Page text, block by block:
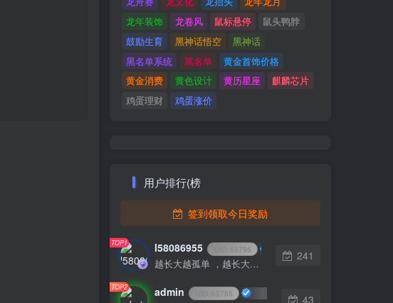
龙年装饰
龙卷风 鼠标悬停
鼠头鸭脖
鼓励生育
黑神话悟空
黑神话
黑名单系统
黑名单
黄金首饰价格
黄金消费
黄色设计 黄历星座
麒麟芯片
鸡蛋理财
鸡蛋涨价
用户排行(榜
签到领取今日奖励
TOP1 l58086955 65796
越长大越孤单 ，越长大越不安
241
TOP2 admin 65785 43